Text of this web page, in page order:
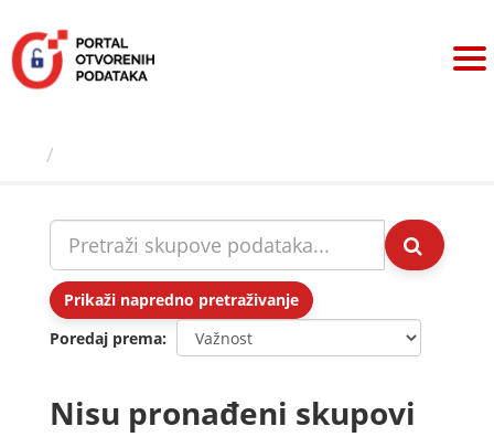
sadržaj
Prikaži napredno pretraživanje
Poredaj prema
Nisu pronađeni skupovi